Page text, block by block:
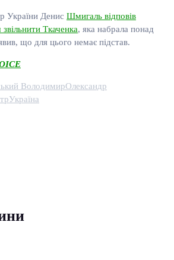
України Денис Шмигаль відповів
Ткаченка, яка набрала понад
що для цього немає підстав.
ВолодимирОлександр
Україна